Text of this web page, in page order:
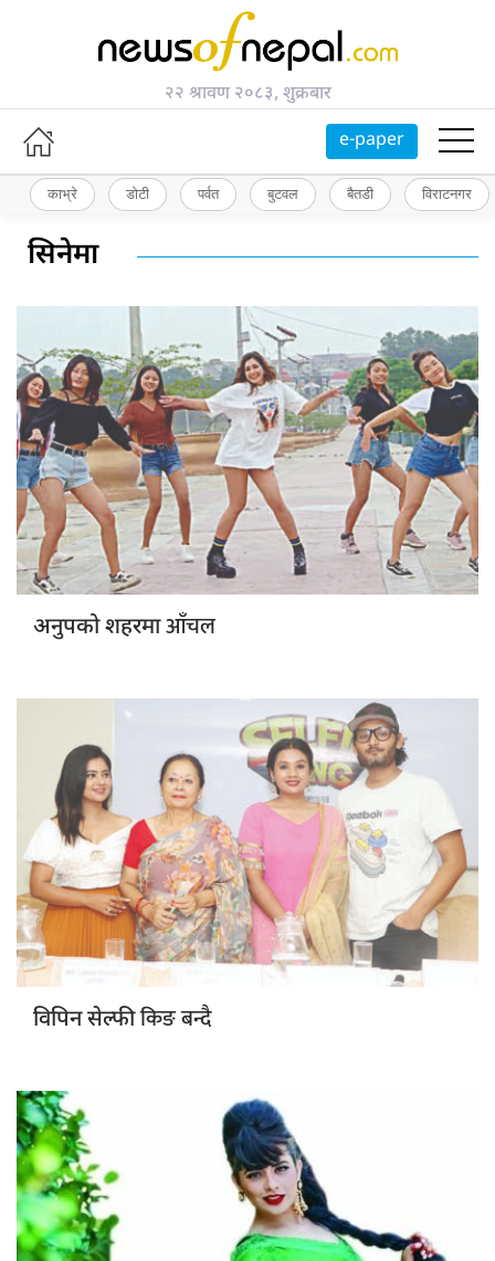
२२ श्रावण २०८३, शुक्रबार
e-paper
काभ्रे डोटी पर्वत बुटवल बैतडी विराटनगर
सिनेमा
अनुपको शहरमाआँचल
विपिन सेल्फीकिङ बन्दै